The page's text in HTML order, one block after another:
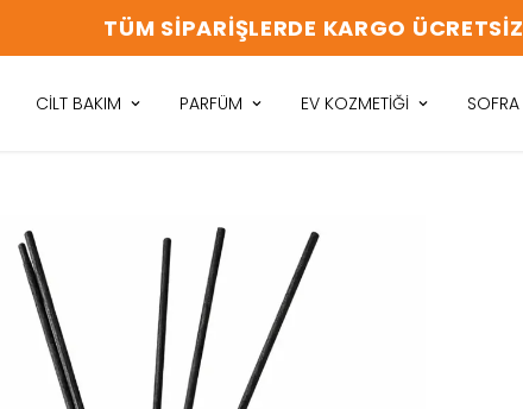
TÜM SIPARIŞLERDE KARGO ÜCRETSIZ
CİLT BAKIM PARFÜM EV KOZMETİĞİ SOFRA